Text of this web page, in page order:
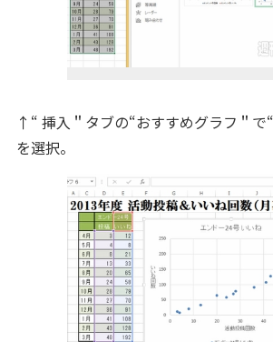
↑“ 挿入＂タブの“おすすめグラフ＂で
を選択。